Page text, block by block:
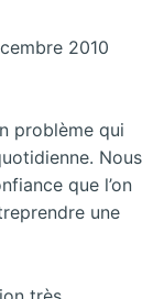
2010
problème qui
Nous
que l’on
une